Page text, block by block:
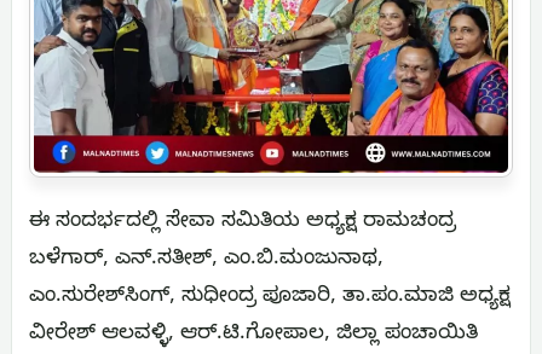
ಈ ಸಂದರ್ಭದಲ್ಲಿ ಸೇವಾ ಸಮಿತಿಯ ಅಧ್ಯಕ್ಷ ರಾಮಚಂದ್ರ
ಬಳೆಗಾರ್, ಎನ್.ಸತೀಶ್, ಎಂ.ಬಿ.ಮಂಜುನಾಥ,
ಎಂ.ಸುರೇಶ್‌ಸಿಂಗ್, ಸುಧೀಂದ್ರ ಪೂಜಾರಿ, ತಾ.ಪಂ.ಮಾಜಿ ಅಧ್ಯಕ್ಷ
ವೀರೇಶ್ ಆಲವಳ್ಳಿ, ಆರ್.ಟಿ.ಗೋಪಾಲ, ಜಿಲ್ಲಾ ಪಂಚಾಯಿತಿ